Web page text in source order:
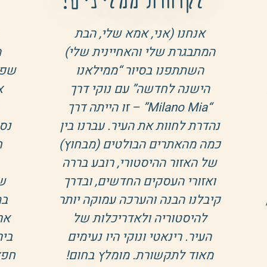
סיור אופנה של רינתי היה
מושלם, מותאם לקבוצה כך
שפער הגילאים לא הורגש, גיליתי
את מילאנו מחדש. ממותגים
גדולים ומוכרים ועד פינות
נסתרות עם מותג רענן וקונספט
חדשני כמו ה"גוסבוקס" שם
טועמים ריחות של בושם
שהמוסיקה שזורה ומתפתחת
בתוך הנשימה של הריחות ועד
ארמון שהועבר לעיריית מילאנו
בירושה עמוס בתיעוד העבר דרך
חפצי אומנות אופנה. במילה אחת
,